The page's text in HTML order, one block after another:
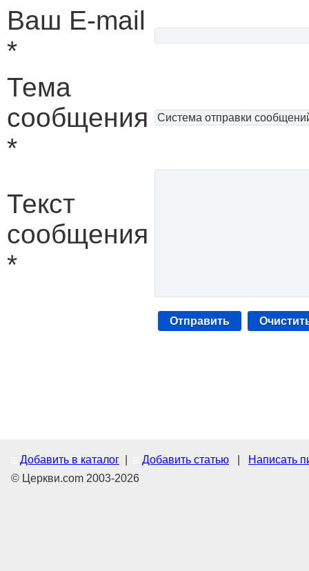
Ваш E-mail
*
Тема
сообщения
*
Текст
сообщения
*
Добавить в каталог Добавить статью
Написать
© Церкви.com 2003-2026